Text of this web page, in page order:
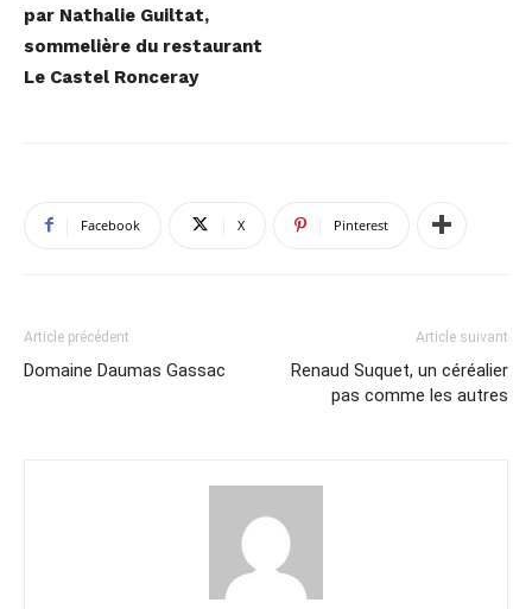
par Nathalie Guiltat,
sommelière du restaurant
Le Castel Ronceray
Facebook X Pinterest
Article précédent
Domaine Daumas Gassac
Article suivant
Renaud Suquet, un céréalier
pas comme les autres